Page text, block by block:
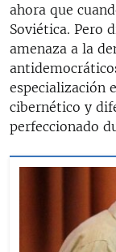
ahora que
Soviética. Pero
amenaza a la
especialización
cibernético y
perfeccionado